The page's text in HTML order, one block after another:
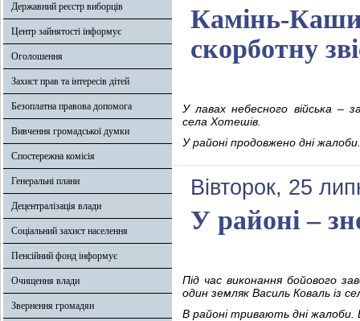
Державний реєстр виборців
Центр зайнятості інформує
Оголошення
Захист прав та інтересів дітей
Безоплатна правова допомога
Вивчення громадської думки
Спостережна комісія
Генеральні плани
Децентралізація влади
Соціальний захист населення
Пенсійний фонд інформує
Очищення влади
Звернення громадян
Камінь-
скорботну
У лавах небесного війська –
села Хотешів.
У районі продовжено дні
Вівторок, 25
У районі –
Під час виконання бойового
один земляк Василь Коваль із
В районі тривають дні жалоби.